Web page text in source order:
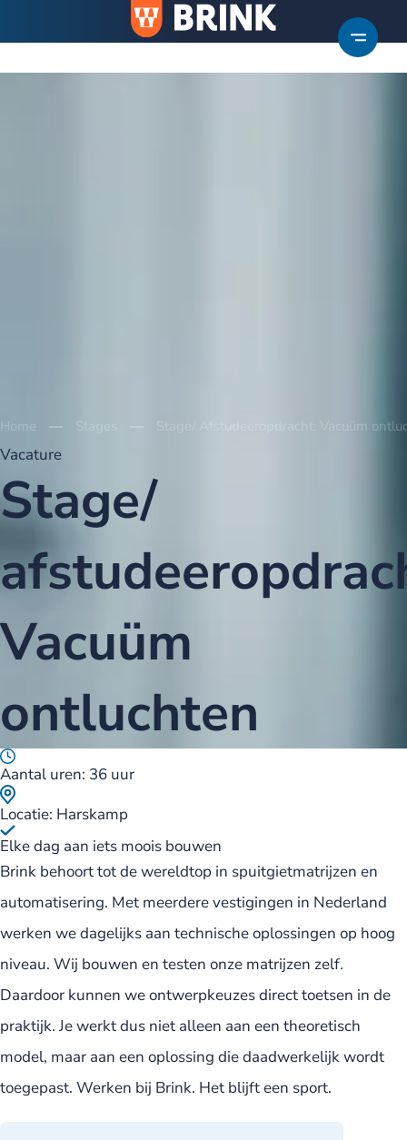
Home Stage/ Afstudeeropdracht: Vacuüm
Vacature
Stage/
Vacuüm
ontluchten
Aantal uren: 36 uur
Locatie: Harskamp
Elke dag aan iets moois bouwen
Brink behoort tot de wereldtop in spuitgietmatrijzen en
automatisering. Met meerdere vestigingen in Nederland
werken we dagelijks aan technische oplossingen op hoog
niveau. Wij bouwen en testen onze matrijzen zelf.
Daardoor kunnen we ontwerpkeuzes direct toetsen in de
praktijk. Je werkt dus niet alleen aan een theoretisch
model, maar aan een oplossing die daadwerkelijk wordt
toegepast. Werken bij Brink. Het blijft een sport.